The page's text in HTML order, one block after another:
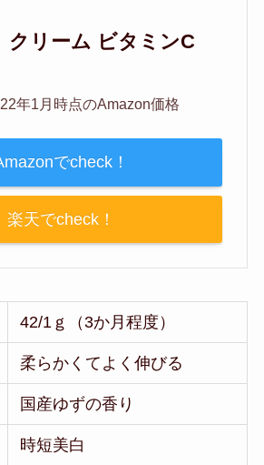
クリーム ビタミンC
年1月時点のAmazon価格
でcheck！
楽天でcheck！
42/1ｇ（3か月程度）
柔らかくてよく伸びる
国産ゆずの香り
時短美白